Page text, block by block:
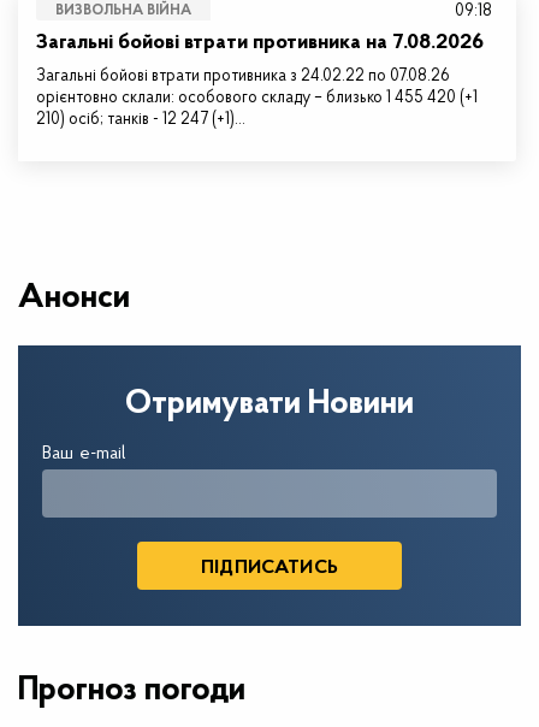
ВИЗВОЛЬНА ВІЙНА
Загальні бойові втрати противника на 7.08.2026
Загальні бойові втрати противника з 24.02.22 по 07.08.26
орієнтовно склали: особового складу – близько 1 455 420 (+1
210) осіб; танків - 12 247 (+1)…
09:18
Анонси
Отримувати Новини
Ваш e-mail
Прогноз погоди